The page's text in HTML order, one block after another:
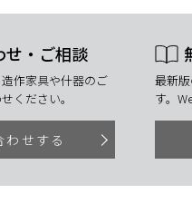
せ・ご相談
作家具や什器のご
ください。
わせする
最新
す。